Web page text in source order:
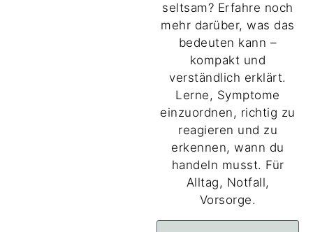
seltsam? Erfahre noch
mehr darüber, was das
bedeuten kann –
kompakt und
verständlich erklärt.
Lerne, Symptome
einzuordnen, richtig zu
reagieren und zu
erkennen, wann du
handeln musst. Für
Alltag, Notfall,
Vorsorge.